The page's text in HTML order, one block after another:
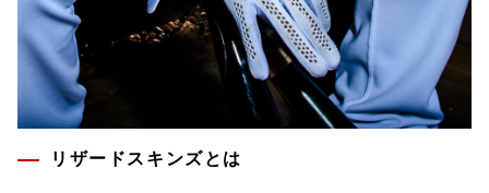
リザードスキンズとは